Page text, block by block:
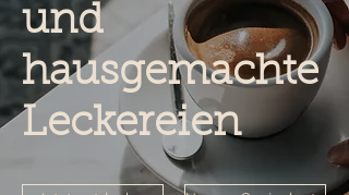
und
hausgemachte
Leckereien